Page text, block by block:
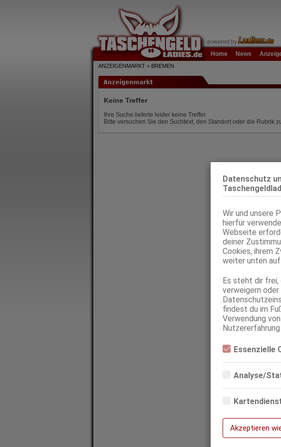
Datenschutz
Wir und unsere
hierfür
Webseite
deiner
Cookies, ihrem
weiter unten
Es steht dir frei,
verweigern oder
findest du im
Verwendung
Essenzielle
Essenzielle
werden. Die
Analyse/
Analyse- bzw.
Informationen
Google Analytics
Wenn Sie Google
Akzeptieren
Home News
ANZEIGENMARKT > BREMEN
Keine Treffer
Ihre Suche lieferte leider keine Treffer.
Bitte versuchen Sie den Suchtext, den Standort oder die Rubrik